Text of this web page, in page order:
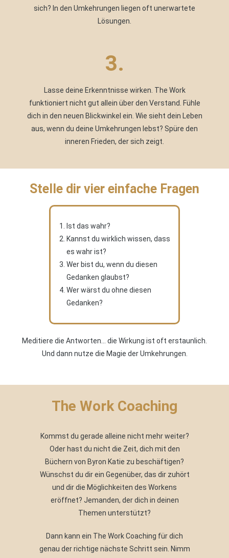
sich? In den Umkehrungen liegen oft unerwartete
Lösungen.
3.
Lasse deine Erkenntnisse wirken. The Work
funktioniert nicht gut allein über den Verstand. Fühle
dich in den neuen Blickwinkel ein. Wie sieht dein Leben
aus, wenn du deine Umkehrungen lebst? Spüre den
inneren Frieden, der sich zeigt.
Stelle dir vier einfache Fragen
Ist das wahr?
Kannst du wirklich wissen, dass
es wahr ist?
Wer bist du, wenn du diesen
Gedanken glaubst?
Wer wärst du ohne diesen
Gedanken?
Meditiere die Antworten… die Wirkung ist oft erstaunlich.
Und dann nutze die Magie der Umkehrungen.
The Work Coaching
Kommst du gerade alleine nicht mehr weiter?
Oder hast du nicht die Zeit, dich mit den
Büchern von Byron Katie zu beschäftigen?
Wünschst du dir ein Gegenüber, das dir zuhört
und dir die Möglichkeiten des Workens
eröffnet? Jemanden, der dich in deinen
Themen unterstützt?
Dann kann ein The Work Coaching für dich
genau der richtige nächste Schritt sein. Nimm